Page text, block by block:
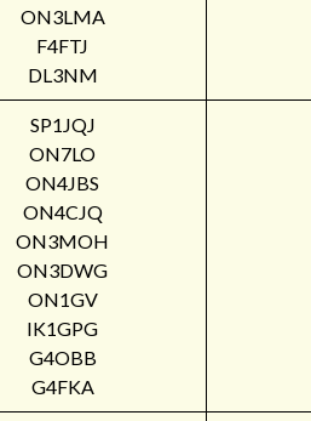
ON3LMA
F4FTJ
DL3NM
SP1JQJ
ON7LO
ON4JBS
ON4CJQ
ON3MOH
ON3DWG
ON1GV
IK1GPG
G4OBB
G4FKA